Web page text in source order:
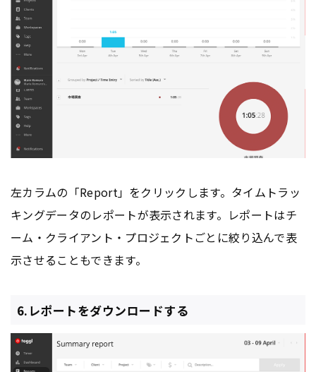
左カラムの「Report」をクリックします。タイムトラッ
キングデータのレポートが表示されます。レポートはチ
ーム・クライアント・プロジェクトごとに絞り込んで表
示させることもできます。
6.レポートをダウンロードする